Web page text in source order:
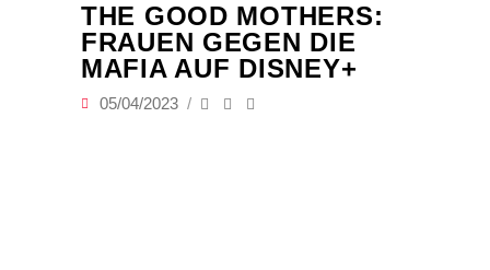
THE GOOD MOTHERS:
FRAUEN GEGEN DIE
MAFIA AUF DISNEY+
05/04/2023